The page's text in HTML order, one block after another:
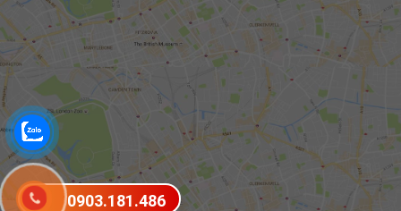
0903.181.486